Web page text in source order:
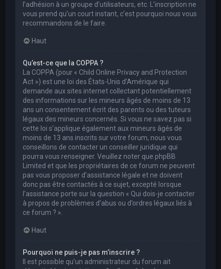
l’adhésion à un groupe d’utilisateurs, etc. L’inscription ne
vous prend qu’un court instant, c’est pourquoi nous vous
recommandons de le faire.
Haut
Qu’est-ce que la COPPA ?
La COPPA (pour « Child Online Privacy and Protection
Act ») est une loi des États-Unis d’Amérique qui
demande aux sites internet collectant potentiellement
des informations sur les mineurs âgés de moins de 13
ans un consentement écrit des parents ou des tuteurs
légaux des mineurs concernés. Si vous ne savez pas si
cette loi s’applique également aux mineurs âgés de
moins de 13 ans inscrits sur votre forum, nous vous
conseillons de contacter un conseiller juridique qui
pourra vous renseigner. Veuillez noter que phpBB
Limited et que les propriétaires de ce forum ne peuvent
pas vous proposer d’assistance légale et ne doivent
donc pas être contactés à ce sujet, excepté lorsque
l’assistance porte sur la question « Qui dois-je contacter
à propos de problèmes d’abus ou d’ordres légaux liés à
ce forum ? ».
Haut
Pourquoi ne puis-je pas m’inscrire ?
Il est possible qu’un administrateur du forum ait